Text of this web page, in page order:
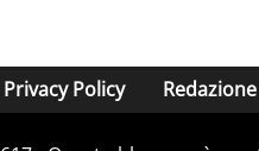
Privacy Policy Redazione